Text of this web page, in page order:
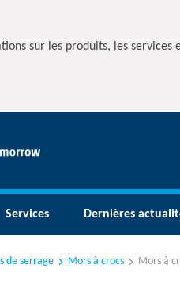
sur les produits, les services
Services Dernières
de serrage Mors à crocs Mors à